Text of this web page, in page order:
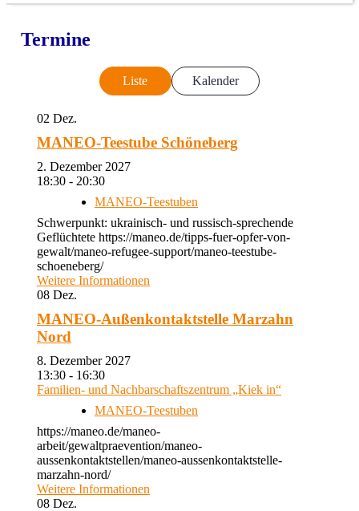
Termine
Liste Kalender
02 Dez.
MANEO-Teestube Schöneberg
2. Dezember 2027
18:30 - 20:30
MANEO-Teestuben
Schwerpunkt: ukrainisch- und russisch-sprechende
Geflüchtete https://maneo.de/tipps-fuer-opfer-von-
gewalt/maneo-refugee-support/maneo-teestube-
schoeneberg/
Weitere Informationen
08 Dez.
MANEO-Außenkontaktstelle Marzahn
Nord
8. Dezember 2027
13:30 - 16:30
Familien- und Nachbarschaftszentrum „Kiek in“
MANEO-Teestuben
https://maneo.de/maneo-
arbeit/gewaltpraevention/maneo-
aussenkontaktstellen/maneo-aussenkontaktstelle-
marzahn-nord/
Weitere Informationen
08 Dez.